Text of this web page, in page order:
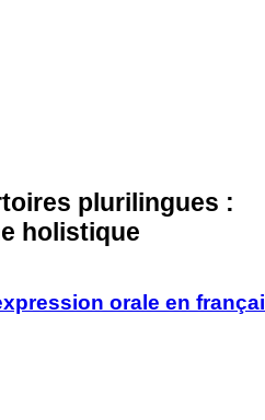
plurilingues :
holistique
orale en